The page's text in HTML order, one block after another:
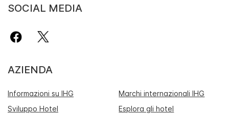
SOCIAL MEDIA
AZIENDA
Informazioni su IHG
Marchi internazionali IHG
Sviluppo Hotel
Esplora gli hotel